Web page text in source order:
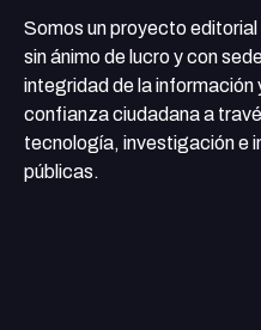
Somos un proyecto editorial
sin ánimo de lucro y con
integridad de la
confianza ciudadana a
tecnología, investigación e
públicas.